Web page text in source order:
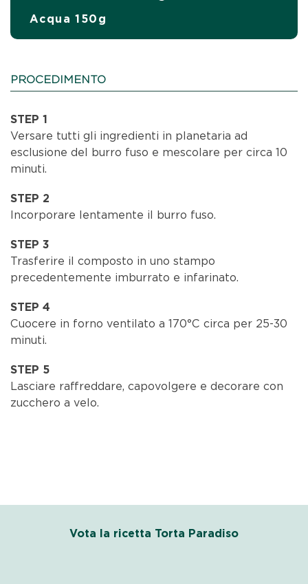
Acqua 150g
PROCEDIMENTO
STEP 1
Versare tutti gli ingredienti in planetaria ad
esclusione del burro fuso e mescolare per circa 10
minuti.
STEP 2
Incorporare lentamente il burro fuso.
STEP 3
Trasferire il composto in uno stampo
precedentemente imburrato e infarinato.
STEP 4
Cuocere in forno ventilato a 170°C circa per 25-30
minuti.
STEP 5
Lasciare raffreddare, capovolgere e decorare con
zucchero a velo.
Vota la ricetta Torta Paradiso